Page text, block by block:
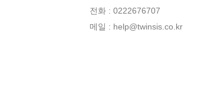
전화 : 0222676707
메일 : help@twinsis.co.kr